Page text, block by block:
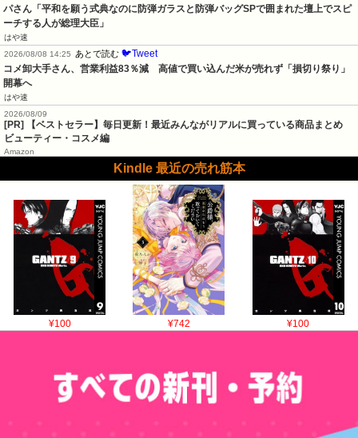
パさん「平和を願う式典なのに防弾ガラスと防弾バッグSPで囲まれた壇上でスピ
ーチする人が総理大臣」
はや速
2026/08/08 14:25
あとで読む 🐦Tweet
コメ卸大手さん、営業利益83％減　高値で買い込んだ米が売れず「損切り祭り」
開幕へ
はや速
2026/08/09
[PR] 【ベストセラー】毎日更新！最近みんながリアルに買っている商品まとめ
ビューティー・コスメ編
Amazon
Kindle 最近の売れ筋本
¥100 ¥742 ¥100